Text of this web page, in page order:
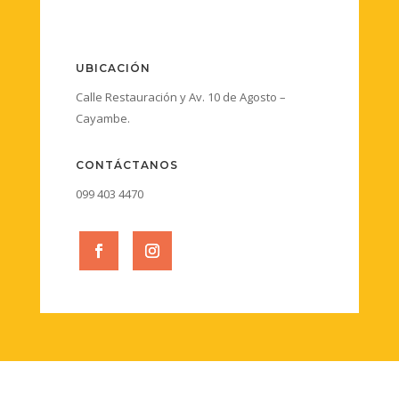
UBICACIÓN
Calle Restauración y Av. 10 de Agosto –
Cayambe.
CONTÁCTANOS
099 403 4470